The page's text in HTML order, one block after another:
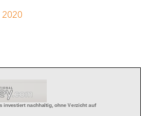
investiert nachhaltig, ohne Verzicht auf